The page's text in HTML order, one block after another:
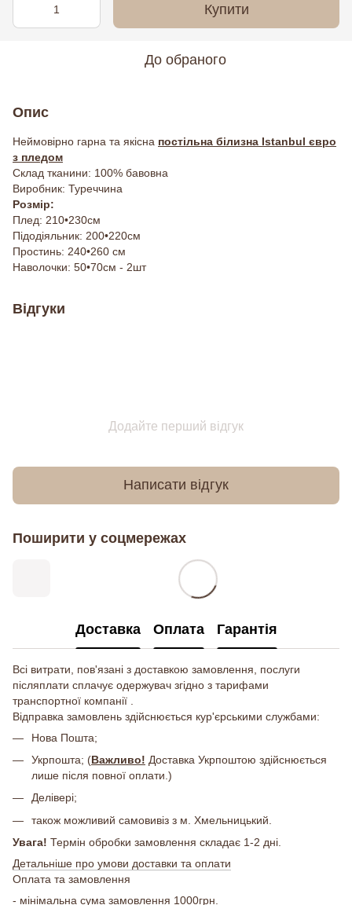
Купити
До обраного
Опис
Неймовірно гарна та якісна постільна білизна Istanbul євро
з пледом
Склад тканини: 100% бавовна
Виробник: Туреччина
Розмір:
Плед: 210•230см
Підодіяльник: 200•220см
Простинь: 240•260 см
Наволочки: 50•70см - 2шт
Відгуки
Додайте перший відгук
Написати відгук
Поширити у соцмережах
Доставка Оплата Гарантія
Всі витрати, пов'язані з доставкою замовлення, послуги
післяплати сплачує одержувач згідно з тарифами
транспортної компанії .
Відправка замовлень здійснюється кур'єрськими службами:
Нова Пошта;
Укрпошта; (Важливо! Доставка Укрпоштою здійснюється
лише після повної оплати.)
Делівері;
також можливий самовивіз з м. Хмельницький.
Увага! Термін обробки замовлення складає 1-2 дні.
Детальніше про умови доставки та оплати
Оплата та замовлення
- мінімальна сума замовлення 1000грн.